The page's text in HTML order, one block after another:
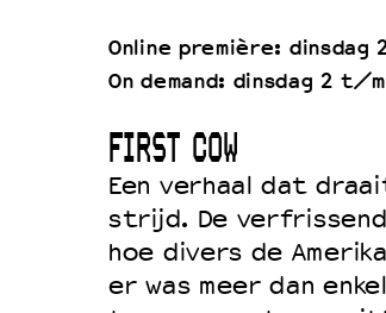
Online première: dinsdag
On demand: dinsdag 2 t/
FIRST COW
Een verhaal dat
strijd. De
hoe divers de
er was meer dan